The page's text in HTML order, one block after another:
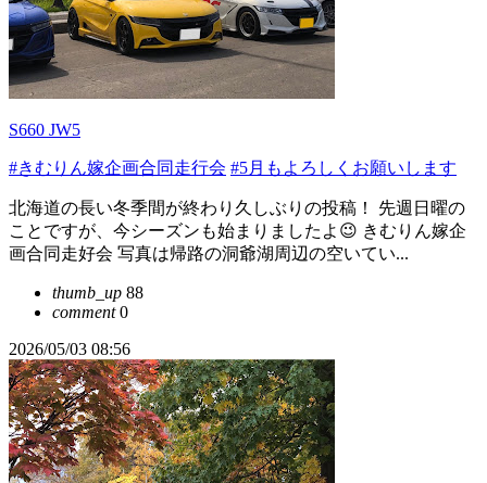
S660 JW5
#きむりん嫁企画合同走行会 #5月もよろしくお願いします
北海道の長い冬季間が終わり久しぶりの投稿！ 先週日曜の
ことですが、今シーズンも始まりましたよ😉 きむりん嫁企
画合同走好会 写真は帰路の洞爺湖周辺の空いてい...
thumb_up 88
comment0
2026/05/03 08:56